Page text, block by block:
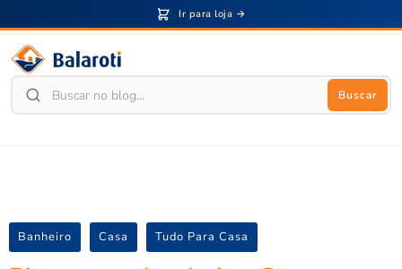
Ir para loja →
Buscar
Banheiro Casa Tudo Para Casa